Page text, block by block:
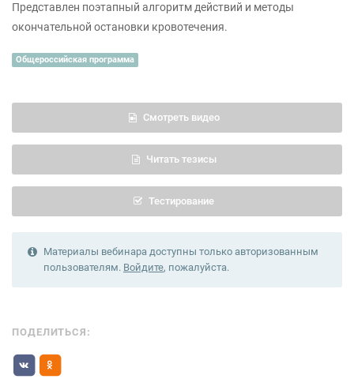
Представлен поэтапный алгоритм действий и методы
окончательной остановки кровотечения.
Общероссийская программа
Смотреть видео
Читать тезисы
Тестирование
Материалы вебинара доступны только авторизованным
пользователям. Войдите, пожалуйста.
ПОДЕЛИТЬСЯ: